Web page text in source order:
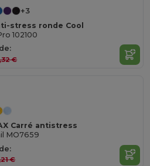
+3
stress ronde Cool
102100
€
Carré antistress
MO7659
€